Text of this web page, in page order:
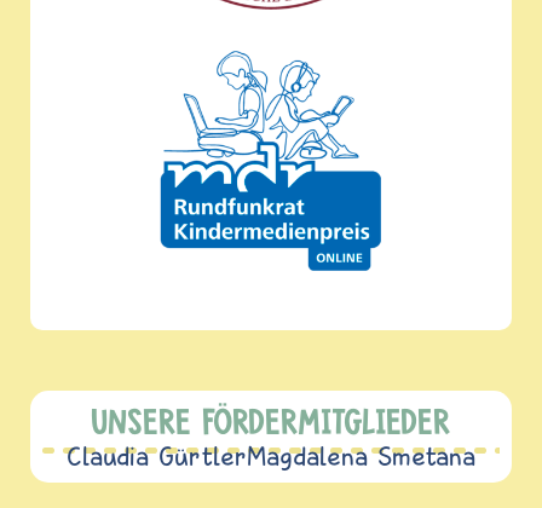
UNSERE FÖRDERMITGLIEDER
Claudia GürtlerMagdalena Smetana